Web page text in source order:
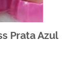
Prata Azul